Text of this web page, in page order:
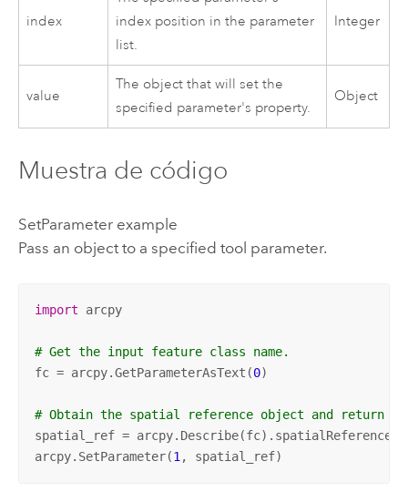
index
index position in the parameter
list.
Integer
value
The object that will set the
specified parameter's property.
Object
Muestra de código
SetParameter example
Pass an object to a specified tool parameter.
import arcpy
# Get the input feature class name.
fc = arcpy.GetParameterAsText(0)
# Obtain the spatial reference object and return
spatial_ref = arcpy.Describe(fc).spatialReference
arcpy.SetParameter(1 , spatial_ref)